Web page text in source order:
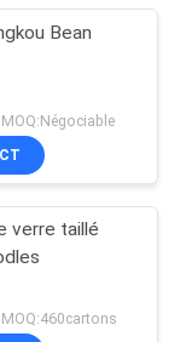
Bean
verre taillé